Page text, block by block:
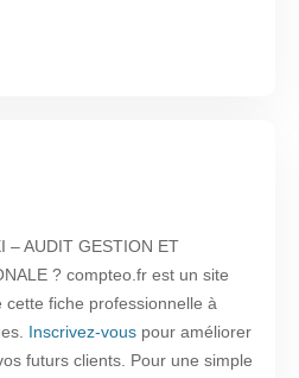
– AUDIT GESTION ET
? compteo.fr est un site
fiche professionnelle à
Inscrivez-vous pour améliorer
futurs clients. Pour une simple